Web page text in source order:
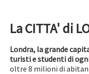
La CITTA' di
Londra, la grande
turisti e studenti di
oltre 8 milioni di